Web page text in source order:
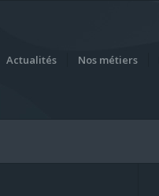
Actualités Nos métiers